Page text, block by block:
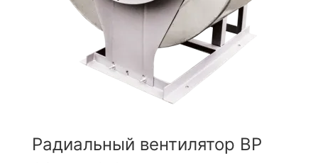
Радиальный вентилятор ВР